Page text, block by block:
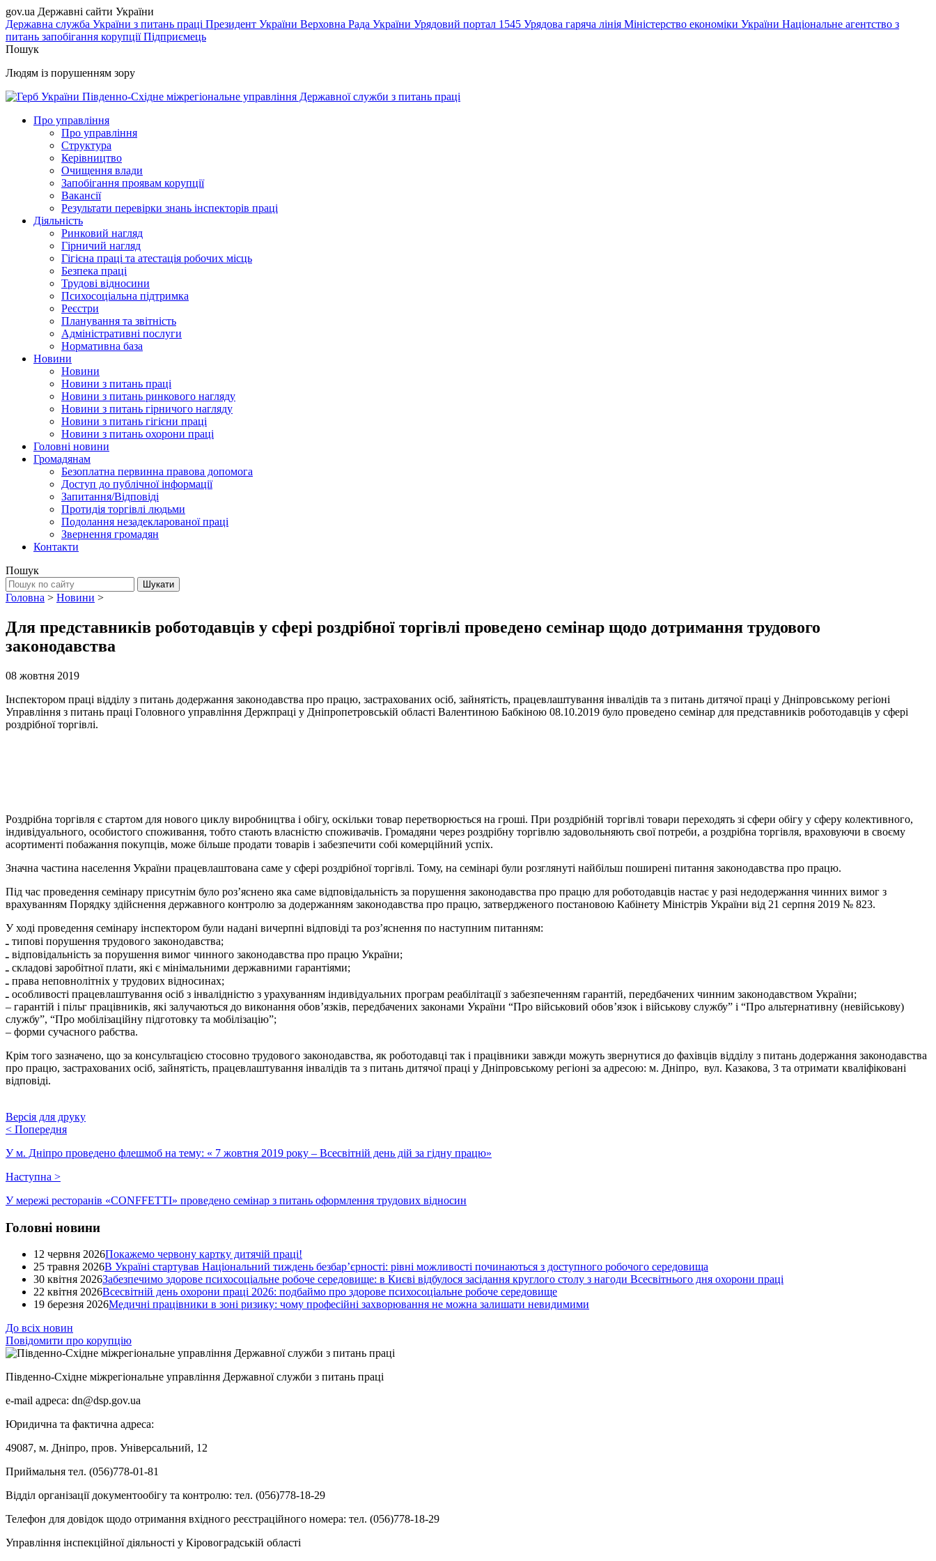
gov.ua Державні сайти України
Державна служба України з питань праці Президент України Верховна Рада України Урядовий портал 1545 Урядова гаряча лінія Міністерство економіки України Національне агентство з
питань запобігання корупціїПідприємець
Пошук
Людям із порушенням зору
Південно-Східне міжрегіональне управління Державної служби з питань праці
Про управління
Про управління
Структура
Керівництво
Очищення влади
Запобігання проявам корупції
Вакансії
Результати перевірки знань інспекторів праці
Діяльність
Ринковий нагляд
Гірничий нагляд
Гігієна праці та атестація робочих місць
Безпека праці
Трудові відносини
Психосоціальна підтримка
Реєстри
Планування та звітність
Адміністративні послуги
Нормативна база
Новини
Новини
Новини з питань праці
Новини з питань ринкового нагляду
Новини з питань гірничого нагляду
Новини з питань гігієни праці
Новини з питань охорони праці
Головні новини
Громадянам
Безоплатна первинна правова допомога
Доступ до публічної інформації
Запитання/Відповіді
Протидія торгівлі людьми
Подолання незадекларованої праці
Звернення громадян
Контакти
Пошук
Головна > Новини >
Для представників роботодавців у сфері роздрібної торгівлі проведено семінар щодо дотримання трудового
законодавства
08 жовтня 2019
Інспектором праці відділу з питань додержання законодавства про працю, застрахованих осіб, зайнятість, працевлаштування інвалідів та з питань дитячої праці у Дніпровському регіоні
Управління з питань праці Головного управління Держпраці у Дніпропетровській області Валентиною Бабкіною 08.10.2019 було проведено семінар для представників роботодавців у сфері
роздрібної торгівлі.
Роздрібна торгівля є стартом для нового циклу виробництва і обігу, оскільки товар перетворюється на гроші. При роздрібній торгівлі товари переходять зі сфери обігу у сферу колективного,
індивідуального, особистого споживання, тобто стають власністю споживачів. Громадяни через роздрібну торгівлю задовольняють свої потреби, а роздрібна торгівля, враховуючи в своєму
асортименті побажання покупців, може більше продати товарів і забезпечити собі комерційний успіх.
Значна частина населення України працевлаштована саме у сфері роздрібної торгівлі. Тому, на семінарі були розглянуті найбільш поширені питання законодавства про працю.
Під час проведення семінару присутнім було роз’яснено яка саме відповідальність за порушення законодавства про працю для роботодавців настає у разі недодержання чинних вимог з
врахуванням Порядку здійснення державного контролю за додержанням законодавства про працю, затвердженого постановою Кабінету Міністрів України від 21 серпня 2019 № 823.
У ході проведення семінару інспектором були надані вичерпні відповіді та роз’яснення по наступним питанням:
ـ типові порушення трудового законодавства;
ـ відповідальність за порушення вимог чинного законодавства про працю України;
ـ складові заробітної плати, які є мінімальними державними гарантіями;
ـ права неповнолітніх у трудових відносинах;
ـ особливості працевлаштування осіб з інвалідністю з урахуванням індивідуальних програм реабілітації з забезпеченням гарантій, передбачених чинним законодавством України;
– гарантій і пільг працівників, які залучаються до виконання обов’язків, передбачених законами України “Про військовий обов’язок і військову службу” і “Про альтернативну (невійськову)
службу”, “Про мобілізаційну підготовку та мобілізацію”;
– форми сучасного рабства.
Крім того зазначено, що за консультацією стосовно трудового законодавства, як роботодавці так і працівники завжди можуть звернутися до фахівців відділу з питань додержання законодавства
про працю, застрахованих осіб, зайнятість, працевлаштування інвалідів та з питань дитячої праці у Дніпровському регіоні за адресою: м. Дніпро, вул. Казакова, 3 та отримати кваліфіковані
відповіді.
Версія для друку
< Попередня
У м. Дніпро проведено флешмоб на тему: « 7 жовтня 2019 року – Всесвітній день дій за гідну працю»
Наступна >
У мережі ресторанів «CONFFETTІ» проведено семінар з питань оформлення трудових відносин
Головні новини
12 червня 2026Покажемо червону картку дитячій праці!
25 травня 2026В Україні стартував Національний тиждень безбар’єрності: рівні можливості починаються з доступного робочого середовища
30 квітня 2026Забезпечимо здорове психосоціальне робоче середовище: в Києві відбулося засідання круглого столу з нагоди Всесвітнього дня охорони праці
22 квітня 2026Всесвітній день охорони праці 2026: подбаймо про здорове психосоціальне робоче середовище
19 березня 2026Медичні працівники в зоні ризику: чому професійні захворювання не можна залишати невидимими
До всіх новин
Повідомити про корупцію
Південно-Східне міжрегіональне управління Державної служби з питань праці
e-mail адреса: dn@dsp.gov.ua
Юридична та фактична адреса:
49087, м. Дніпро, пров. Універсальний, 12
Приймальня тел. (056)778-01-81
Відділ організації документообігу та контролю: тел. (056)778-18-29
Телефон для довідок щодо отримання вхідного реєстраційного номера: тел. (056)778-18-29
Управління інспекційної діяльності у Кіровоградській області